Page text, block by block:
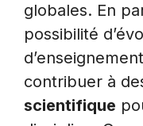
globales. En
possibilité
contribuer à
scientifique